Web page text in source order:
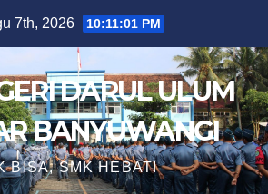
7th, 2026 10:11:02 PM
DARUL ULUM
BANYUWANGI
BISA, SMK HEBAT!